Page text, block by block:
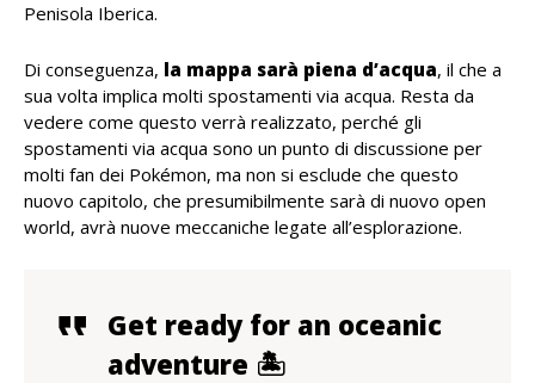
Penisola Iberica.
Di conseguenza, la mappa sarà piena d’acqua, il che a
sua volta implica molti spostamenti via acqua. Resta da
vedere come questo verrà realizzato, perché gli
spostamenti via acqua sono un punto di discussione per
molti fan dei Pokémon, ma non si esclude che questo
nuovo capitolo, che presumibilmente sarà di nuovo open
world, avrà nuove meccaniche legate all’esplorazione.
Get ready for an oceanic
adventure 🏝️